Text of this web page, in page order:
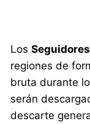
LosSeguidores
regiones de
bruta durante
serán
descarte